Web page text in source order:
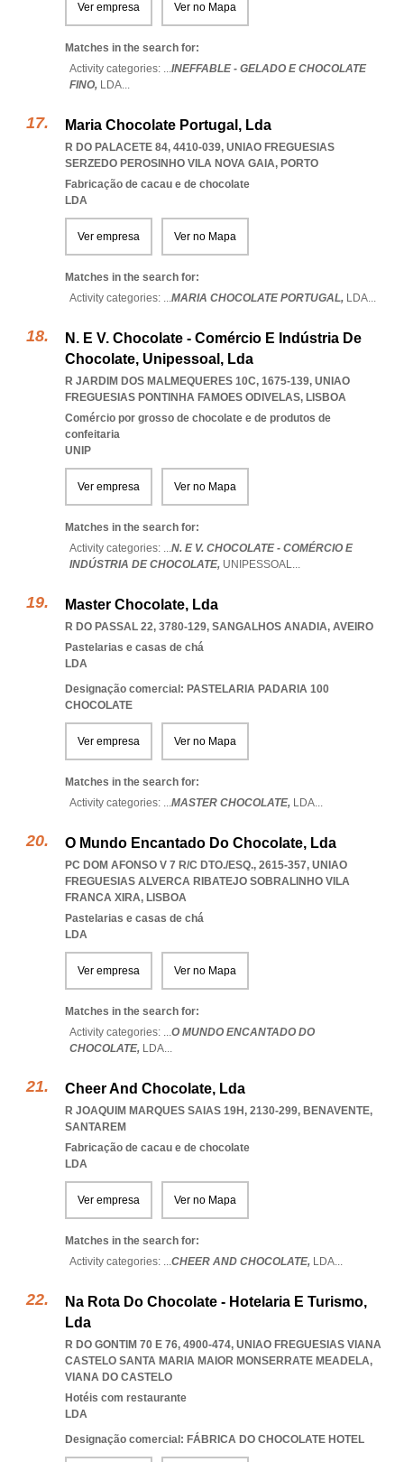
Ver empresa Ver no Mapa
Matches in the search for:
Activity categories: ...INEFFABLE - GELADO E CHOCOLATE
FINO, LDA...
Maria Chocolate Portugal, Lda
R DO PALACETE 84, 4410-039, UNIAO FREGUESIAS
SERZEDO PEROSINHO VILA NOVA GAIA, PORTO
Fabricação de cacau e de chocolate
LDA
Ver empresa Ver no Mapa
Matches in the search for:
Activity categories: ...MARIA CHOCOLATE PORTUGAL, LDA...
N. E V. Chocolate - Comércio E Indústria De
Chocolate, Unipessoal, Lda
R JARDIM DOS MALMEQUERES 10C, 1675-139, UNIAO
FREGUESIAS PONTINHA FAMOES ODIVELAS, LISBOA
Comércio por grosso de chocolate e de produtos de
confeitaria
UNIP
Ver empresa Ver no Mapa
Matches in the search for:
Activity categories: ...N. E V. CHOCOLATE - COMÉRCIO E
INDÚSTRIA DE CHOCOLATE, UNIPESSOAL...
Master Chocolate, Lda
R DO PASSAL 22, 3780-129, SANGALHOS ANADIA, AVEIRO
Pastelarias e casas de chá
LDA
Designação comercial: PASTELARIA PADARIA 100
CHOCOLATE
Ver empresa Ver no Mapa
Matches in the search for:
Activity categories: ...MASTER CHOCOLATE, LDA...
O Mundo Encantado Do Chocolate, Lda
PC DOM AFONSO V 7 R/C DTO./ESQ., 2615-357, UNIAO
FREGUESIAS ALVERCA RIBATEJO SOBRALINHO VILA
FRANCA XIRA, LISBOA
Pastelarias e casas de chá
LDA
Ver empresa Ver no Mapa
Matches in the search for:
Activity categories: ...O MUNDO ENCANTADO DO
CHOCOLATE, LDA...
Cheer And Chocolate, Lda
R JOAQUIM MARQUES SAIAS 19H, 2130-299, BENAVENTE,
SANTAREM
Fabricação de cacau e de chocolate
LDA
Ver empresa Ver no Mapa
Matches in the search for:
Activity categories: ...CHEER AND CHOCOLATE, LDA...
Na Rota Do Chocolate - Hotelaria E Turismo,
Lda
R DO GONTIM 70 E 76, 4900-474, UNIAO FREGUESIAS VIANA
CASTELO SANTA MARIA MAIOR MONSERRATE MEADELA,
VIANA DO CASTELO
Hotéis com restaurante
LDA
Designação comercial: FÁBRICA DO CHOCOLATE HOTEL